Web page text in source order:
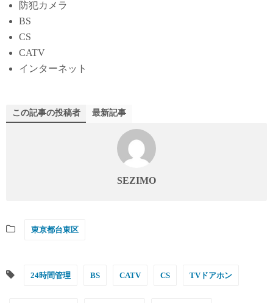
防犯カメラ
BS
CS
CATV
インターネット
この記事の投稿者 最新記事
SEZIMO
東京都台東区
24時間管理 BS CATV CS TVドアホン